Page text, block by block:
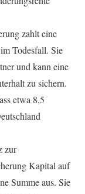
zahlt eine
Todesfall. Sie
und kann eine
zu sichern.
etwa 8,5
zur
Kapital auf
Summe aus. Sie